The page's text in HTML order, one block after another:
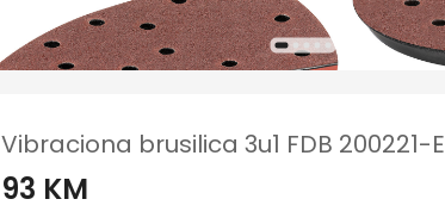
Vibraciona brusilica 3u1 FDB 200221-E
93 KM